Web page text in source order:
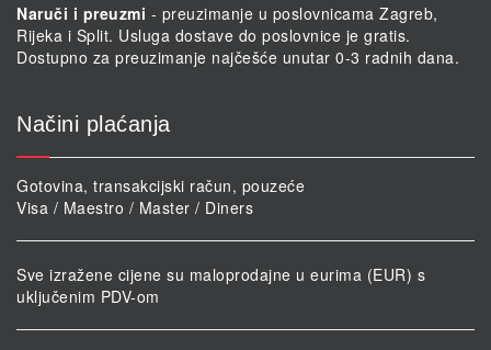
Naruči i preuzmi - preuzimanje u poslovnicama Zagreb,
Rijeka i Split. Usluga dostave do poslovnice je gratis.
Dostupno za preuzimanje najčešće unutar 0-3 radnih dana.
Načini plaćanja
Gotovina, transakcijski račun, pouzeće
Visa / Maestro / Master / Diners
Sve izražene cijene su maloprodajne u eurima (EUR) s
uključenim PDV-om